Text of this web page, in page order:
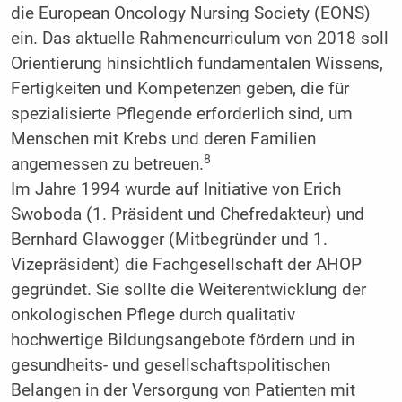
die European Oncology Nursing Society (EONS)
ein. Das aktuelle Rahmencurriculum von 2018 soll
Orientierung hinsichtlich fundamentalen Wissens,
Fertigkeiten und Kompetenzen geben, die für
spezialisierte Pflegende erforderlich sind, um
Menschen mit Krebs und deren Familien
angemessen zu betreuen.8
Im Jahre 1994 wurde auf Initiative von Erich
Swoboda (1. Präsident und Chefredakteur) und
Bernhard Glawogger (Mitbegründer und 1.
Vizepräsident) die Fachgesellschaft der AHOP
gegründet. Sie sollte die Weiterentwicklung der
onkologischen Pflege durch qualitativ
hochwertige Bildungsangebote fördern und in
gesundheits- und gesellschaftspolitischen
Belangen in der Versorgung von Patienten mit